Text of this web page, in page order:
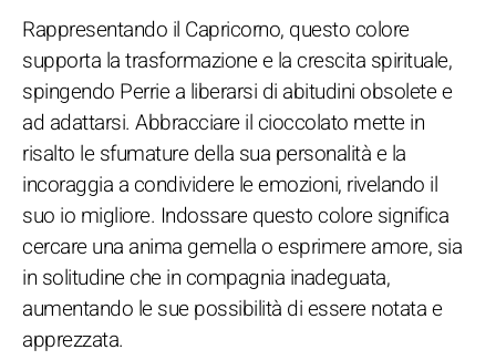
Rappresentando il Capricorno, questo colore
supporta la trasformazione e la crescita spirituale,
spingendo Perrie a liberarsi di abitudini obsolete e
ad adattarsi. Abbracciare il cioccolato mette in
risalto le sfumature della sua personalità e la
incoraggia a condividere le emozioni, rivelando il
suo io migliore. Indossare questo colore significa
cercare una anima gemella o esprimere amore, sia
in solitudine che in compagnia inadeguata,
aumentando le sue possibilità di essere notata e
apprezzata.